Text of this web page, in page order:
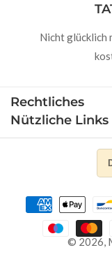
Nicht glücklich
Rechtliches
Nützliche Links
© 2026,